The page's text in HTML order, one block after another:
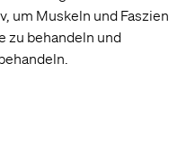
um Muskeln und Faszien
zu behandeln und